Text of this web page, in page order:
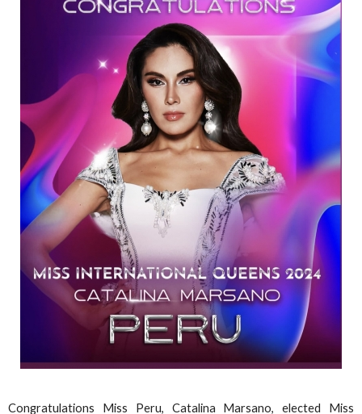
Congratulations Miss Peru, Catalina Marsano, elected Miss